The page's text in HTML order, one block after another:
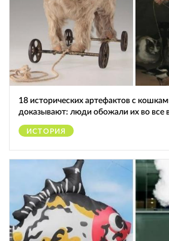
18 исторических артефактов с
доказывают: люди обожали их во все
ИСТОРИЯ